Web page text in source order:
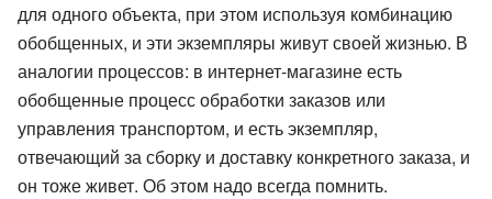
для одного объекта, при этом используя комбинацию
обобщенных, и эти экземпляры живут своей жизнью. В
аналогии процессов: в интернет-магазине есть
обобщенные процесс обработки заказов или
управления транспортом, и есть экземпляр,
отвечающий за сборку и доставку конкретного заказа, и
он тоже живет. Об этом надо всегда помнить.